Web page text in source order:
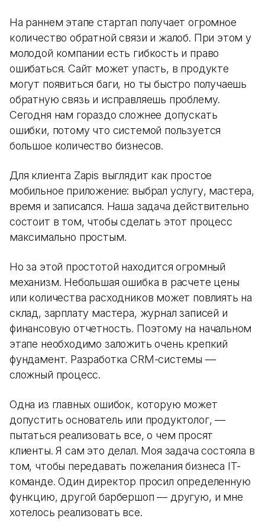
На раннем этапе стартап получает огромное
количество обратной связи и жалоб. При этом у
молодой компании есть гибкость и право
ошибаться. Сайт может упасть, в продукте
могут появиться баги, но ты быстро получаешь
обратную связь и исправляешь проблему.
Сегодня нам гораздо сложнее допускать
ошибки, потому что системой пользуется
большое количество бизнесов.
Для клиента Zapis выглядит как простое
мобильное приложение: выбрал услугу, мастера,
время и записался. Наша задача действительно
состоит в том, чтобы сделать этот процесс
максимально простым.
Но за этой простотой находится огромный
механизм. Небольшая ошибка в расчете цены
или количества расходников может повлиять на
склад, зарплату мастера, журнал записей и
финансовую отчетность. Поэтому на начальном
этапе необходимо заложить очень крепкий
фундамент. Разработка CRM-системы —
сложный процесс.
Одна из главных ошибок, которую может
допустить основатель или продуктолог, —
пытаться реализовать все, о чем просят
клиенты. Я сам это делал. Моя задача состояла в
том, чтобы передавать пожелания бизнеса IT-
команде. Один директор просил определенную
функцию, другой барбершоп — другую, и мне
хотелось реализовать все.